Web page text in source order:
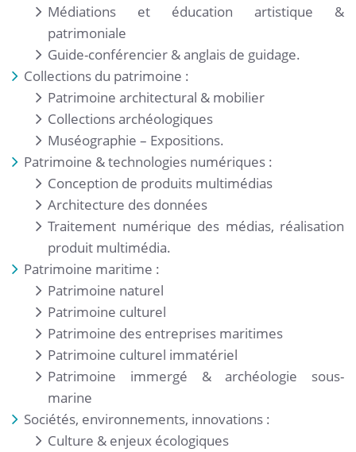
Médiations et éducation artistique &
patrimoniale
Guide-conférencier & anglais de guidage.
Collections du patrimoine :
Patrimoine architectural & mobilier
Collections archéologiques
Muséographie – Expositions.
Patrimoine & technologies numériques :
Conception de produits multimédias
Architecture des données
Traitement numérique des médias, réalisation
produit multimédia.
Patrimoine maritime :
Patrimoine naturel
Patrimoine culturel
Patrimoine des entreprises maritimes
Patrimoine culturel immatériel
Patrimoine immergé & archéologie sous-
marine
Sociétés, environnements, innovations :
Culture & enjeux écologiques